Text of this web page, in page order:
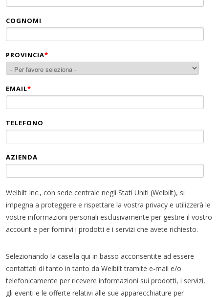
COGNOMI
PROVINCIA*
EMAIL*
TELEFONO
AZIENDA
Welbilt Inc., con sede centrale negli Stati Uniti (Welbilt), si
impegna a proteggere e rispettare la vostra privacy e utilizzerà le
vostre informazioni personali esclusivamente per gestire il vostro
account e per fornirvi i prodotti e i servizi che avete richiesto.
Selezionando la casella qui in basso acconsentite ad essere
contattati di tanto in tanto da Welbilt tramite e-mail e/o
telefonicamente per ricevere informazioni sui prodotti, i servizi,
gli eventi e le offerte relativi alle sue apparecchiature per